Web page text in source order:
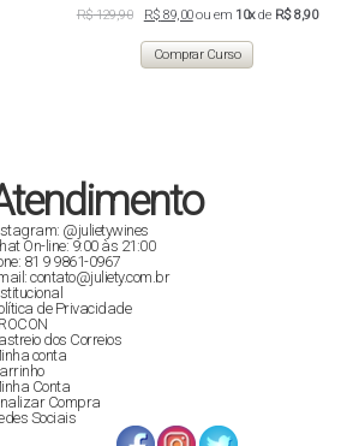
R$129,90
preço
original
R$ 129,90.
R$ 89,00O
preço
atual
é:
R$ 89,00.
ou em 10xde R$ 8,90
Comprar Curso
@julietywines
On-line: 9:00 às 21:00
81 9 9861-0967
contato@juliety.com.br
de Privacidade
dos Correios
conta
Conta
Compra
Sociais